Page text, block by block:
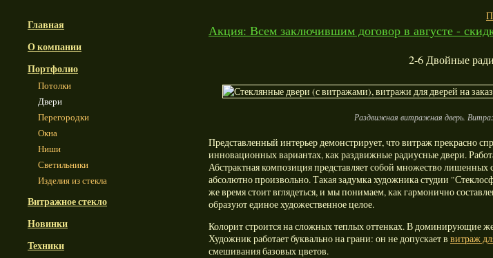
Главная
О компании
Портфолио
Потолки
Двери
Перегородки
Окна
Ниши
Светильники
Изделия из стекла
Витражное стекло
Новинки
Техники
Акция: Всем заключившим договор в августе -
2-6 Двойные
Раздвижная витражная дверь.
Представленный интерьер демонстрирует, что витраж прекрасно
инновационных вариантах, как раздвижные радиусные двери.
Абстрактная композиция представляет собой множество
абсолютно произвольно. Такая задумка художника студии
же время стоит вглядеться, и мы понимаем, как гармонично
образуют единое художественное целое.
Колорит строится на сложных теплых оттенках. В доминирующие
Художник работает буквально на грани: он не допускает в витраж
смешивания базовых цветов.